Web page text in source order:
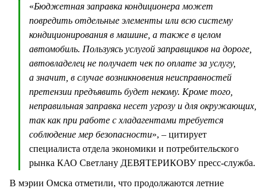
«Бюджетная заправка кондиционера может
повредить отдельные элементы или всю систему
кондиционирования в машине, а также в целом
автомобиль. Пользуясь услугой заправщиков на дороге,
автовладелец не получает чек по оплате за услугу,
а значит, в случае возникновения неисправностей
претензии предъявить будет некому. Кроме того,
неправильная заправка несет угрозу и для окружающих,
так как при работе с хладагентами требуется
соблюдение мер безопасности», – цитирует
специалиста отдела экономики и потребительского
рынка КАО Светлану ДЕВЯТЕРИКОВУ пресс-служба.
В мэрии Омска отметили, что продолжаются летние